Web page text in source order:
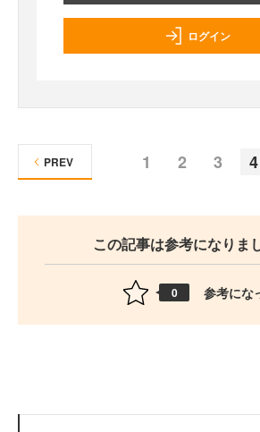
ログイン
1 2 3 4
PREV
この記事は参考になりま
0 参考にな